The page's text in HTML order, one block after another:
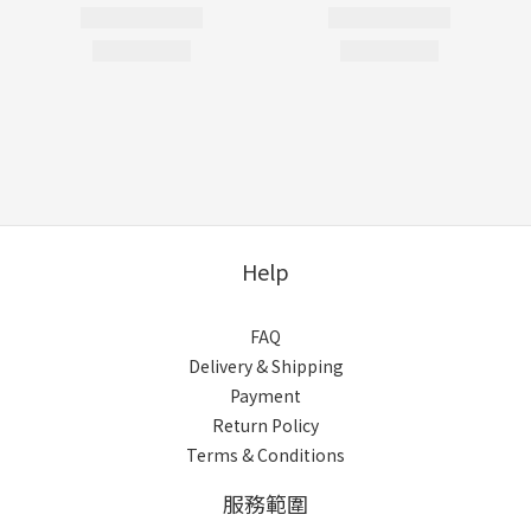
Help
FAQ
Delivery & Shipping
Payment
Return Policy
Terms & Conditions
服務範圍